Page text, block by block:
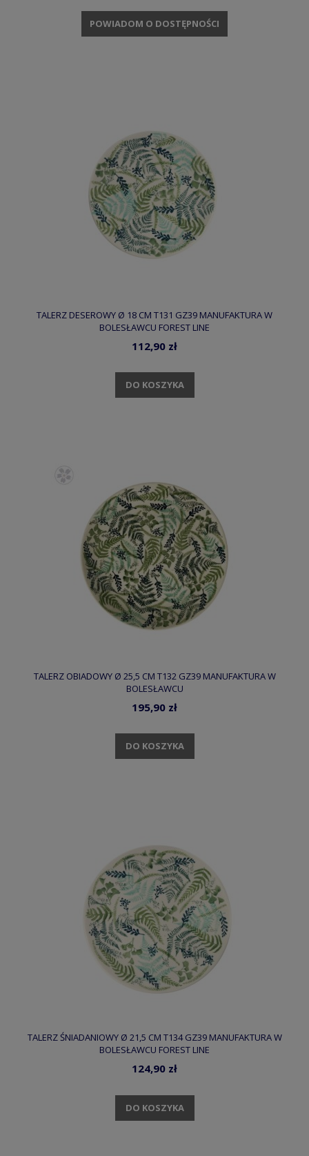
POWIADOM O DOSTĘPNOŚCI
TALERZ DESEROWY Ø 18 CM T131 GZ39 MANUFAKTURA W
BOLESŁAWCU FOREST LINE
112,90 zł
DO KOSZYKA
TALERZ OBIADOWY Ø 25,5 CM T132 GZ39 MANUFAKTURA W
BOLESŁAWCU
195,90 zł
DO KOSZYKA
TALERZ ŚNIADANIOWY Ø 21,5 CM T134 GZ39 MANUFAKTURA W
BOLESŁAWCU FOREST LINE
124,90 zł
DO KOSZYKA